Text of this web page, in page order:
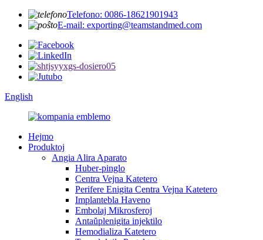
Telefono: 0086-18621901943
E-mail: exporting@teamstandmed.com
English
Hejmo
Produktoj
Angia Alira Aparato
Huber-pinglo
Centra Vejna Katetero
Perifere Enigita Centra Vejna Katetero
Implantebla Haveno
Embolaj Mikrosferoj
Antaŭplenigita injektilo
Hemodializa Katetero